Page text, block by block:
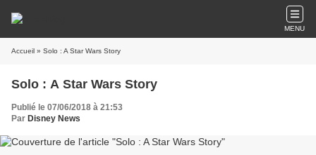
MENU
Accueil » Solo : A Star Wars Story
Solo : A Star Wars Story
Publié le 07/06/2018 à 21:53
Par Disney News